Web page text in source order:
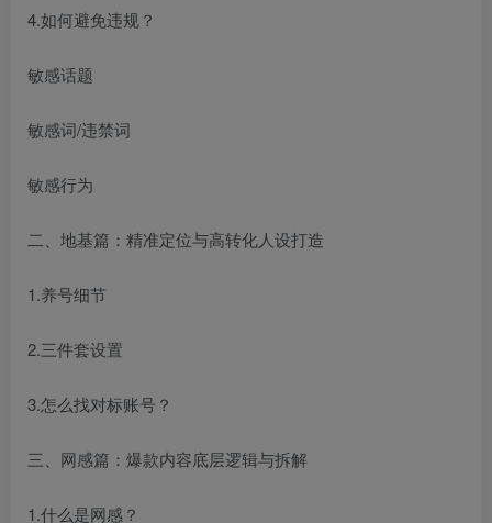
4.如何避免违规？
敏感话题
敏感词/违禁词
敏感行为
二、地基篇：精准定位与高转化人设打造
1.养号细节
2.三件套设置
3.怎么找对标账号？
三、网感篇：爆款内容底层逻辑与拆解
1.什么是网感？